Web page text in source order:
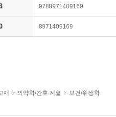
9788971409169
8971409169
재 의약학/간호 계열 보건/위생학